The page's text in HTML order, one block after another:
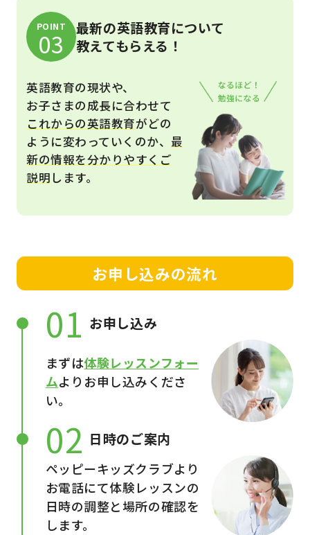
POINT
03
最新の英語教育について
教えてもらえる！
英語教育の現状や、
お子さまの成長に合わせて
これからの英語教育がどの
ように変わっていくのか、 最
新の情報を分かりやすくご
説明 します。
お申し込みの流れ
01 お申し込み
まずは体験レッスンフォー
ムよりお申し込みくださ
い。
02 日時のご案内
ペッピーキッズクラブより
お電話にて体験レッスンの
日時の調整と場所の確認を
します。